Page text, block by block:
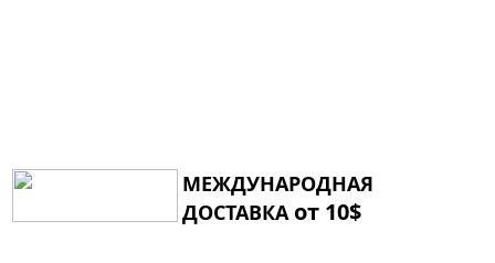
МЕЖДУНАРОДНАЯ
ДОСТАВКА от 10$